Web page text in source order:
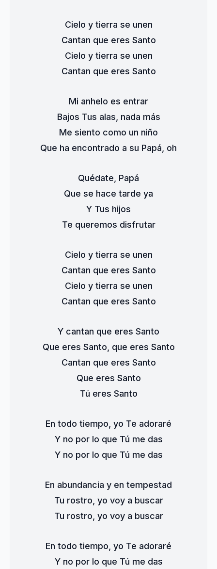
Cielo y tierra se unen
Cantan que eres Santo
Cielo y tierra se unen
Cantan que eres Santo
Mi anhelo es entrar
Bajos Tus alas, nada más
Me siento como un niño
Que ha encontrado a su Papá, oh
Quédate, Papá
Que se hace tarde ya
Y Tus hijos
Te queremos disfrutar
Cielo y tierra se unen
Cantan que eres Santo
Cielo y tierra se unen
Cantan que eres Santo
Y cantan que eres Santo
Que eres Santo, que eres Santo
Cantan que eres Santo
Que eres Santo
Tú eres Santo
En todo tiempo, yo Te adoraré
Y no por lo que Tú me das
Y no por lo que Tú me das
En abundancia y en tempestad
Tu rostro, yo voy a buscar
Tu rostro, yo voy a buscar
En todo tiempo, yo Te adoraré
Y no por lo que Tú me das